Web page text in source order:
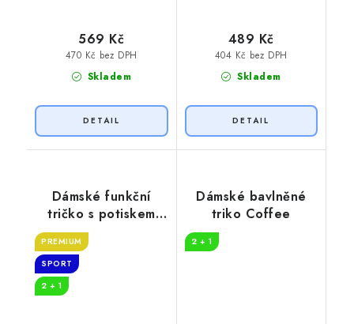
Skladem
470 Kč bez DPH
569 Kč
Skladem
404 Kč bez DPH
489 Kč
Dámské funkční
tričko s potiskem
Bez kávy
PREMIUM
SPORT
2 + 1
Dámské bavlněné
triko Coffee
2 + 1